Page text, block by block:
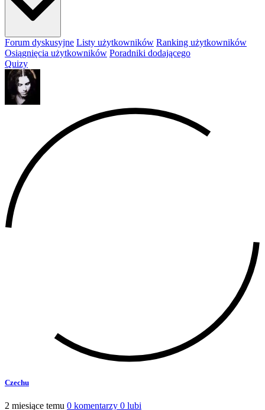
Forum dyskusyjne Listy użytkowników Ranking użytkowników
Osiągnięcia użytkowników Poradniki dodającego
Quizy
Czechu
2 miesiące temu 0 komentarzy 0 lubi